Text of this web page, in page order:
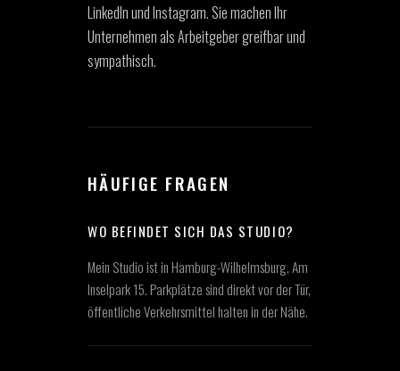
LinkedIn und Instagram. Sie machen Ihr
Unternehmen als Arbeitgeber greifbar und
sympathisch.
HÄUFIGE FRAGEN
WO BEFINDET SICH DAS STUDIO?
Mein Studio ist in Hamburg-Wilhelmsburg, Am
Inselpark 15. Parkplätze sind direkt vor der Tür,
öffentliche Verkehrsmittel halten in der Nähe.